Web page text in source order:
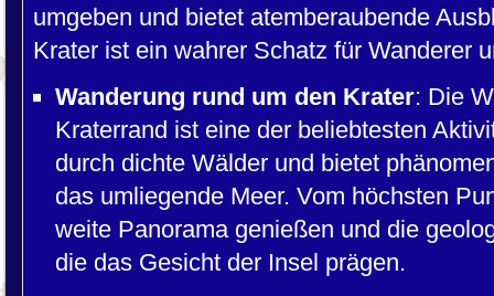
umgeben und bietet atemberaubende
Krater ist ein wahrer Schatz für Wanderer
Wanderung rund um den Krater: Die
Kraterrand ist eine der beliebtesten
durch dichte Wälder und bietet
das umliegende Meer. Vom höchsten
weite Panorama genießen und die
die das Gesicht der Insel prägen.